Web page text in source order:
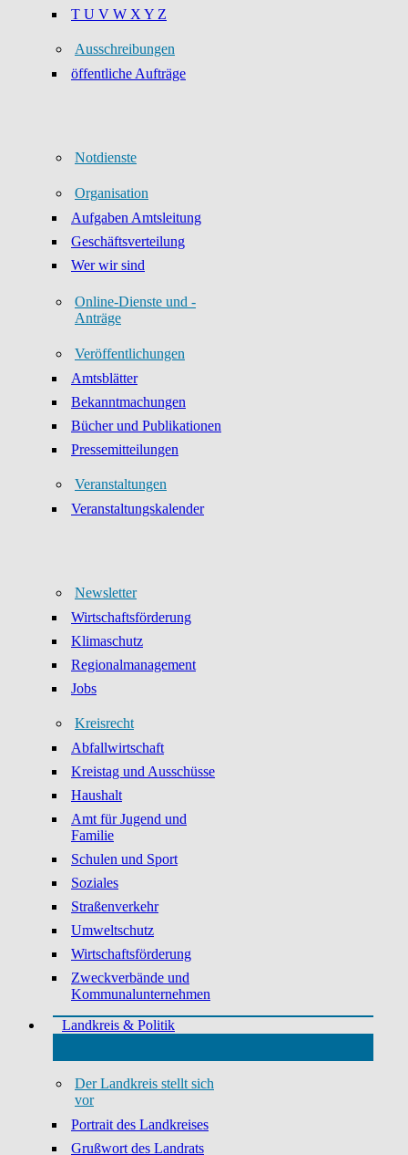
T U V W X Y Z
Ausschreibungen
öffentliche Aufträge
Notdienste
Organisation
Aufgaben Amtsleitung
Geschäftsverteilung
Wer wir sind
Online-Dienste und -
Anträge
Veröffentlichungen
Amtsblätter
Bekanntmachungen
Bücher und Publikationen
Pressemitteilungen
Veranstaltungen
Veranstaltungskalender
Newsletter
Wirtschaftsförderung
Klimaschutz
Regionalmanagement
Jobs
Kreisrecht
Abfallwirtschaft
Kreistag und Ausschüsse
Haushalt
Amt für Jugend und
Familie
Schulen und Sport
Soziales
Straßenverkehr
Umweltschutz
Wirtschaftsförderung
Zweckverbände und
Kommunalunternehmen
Landkreis & Politik
Der Landkreis stellt sich
vor
Portrait des Landkreises
Grußwort des Landrats